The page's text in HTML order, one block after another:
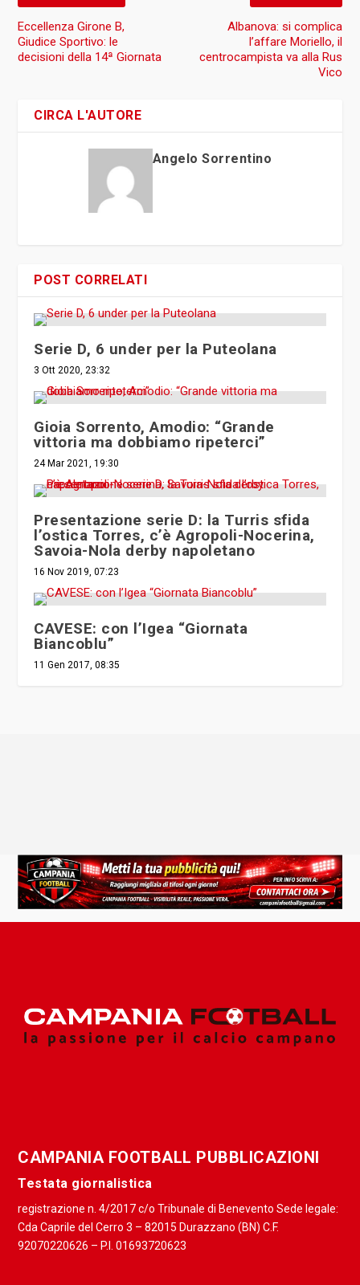
Eccellenza Girone B,
Giudice Sportivo: le
decisioni della 14ª Giornata
Albanova: si complica
l’affare Moriello, il
centrocampista va alla Rus
Vico
CIRCA L'AUTORE
Angelo Sorrentino
POST CORRELATI
Serie D, 6 under per la Puteolana
3 Ott 2020, 23:32
Gioia Sorrento, Amodio: “Grande
vittoria ma dobbiamo ripeterci”
24 Mar 2021, 19:30
Presentazione serie D: la Turris sfida
l’ostica Torres, c’è Agropoli-Nocerina,
Savoia-Nola derby napoletano
16 Nov 2019, 07:23
CAVESE: con l’Igea “Giornata
Biancoblu”
11 Gen 2017, 08:35
CAMPANIA FOOTBALL PUBBLICAZIONI
Testata giornalistica
registrazione n. 4/2017 c/o Tribunale di Benevento Sede legale:
Cda Caprile del Cerro 3 – 82015 Durazzano (BN) C.F.
92070220626 – P.I. 01693720623